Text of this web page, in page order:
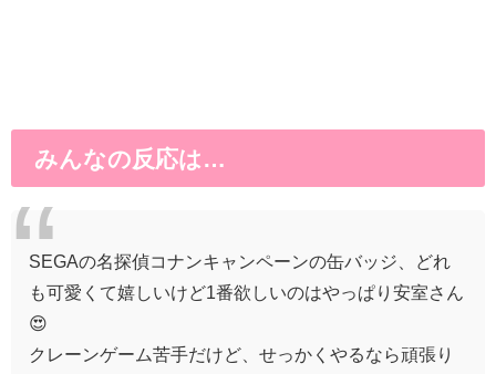
みんなの反応は…
SEGAの名探偵コナンキャンペーンの缶バッジ、どれ
も可愛くて嬉しいけど1番欲しいのはやっぱり安室さん
😍
クレーンゲーム苦手だけど、せっかくやるなら頑張り